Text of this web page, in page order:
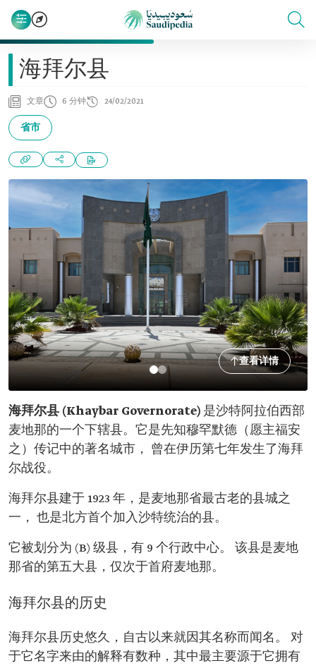
海拜尔县
文章 6 分钟 24/02/2021
省市
查看详情
海拜尔县 (Khaybar Governorate) 是沙特阿拉伯西部
麦地那的一个下辖县。它是先知穆罕默德（愿主福安
之）传记中的著名城市， 曾在伊历第七年发生了海拜
尔战役。
海拜尔县建于 1923 年，是麦地那省最古老的县城之
一， 也是北方首个加入沙特统治的县。
它被划分为 (B) 级县，有 9 个行政中心。 该县是麦地
那省的第五大县，仅次于首府麦地那。
海拜尔县的历史
海拜尔县历史悠久，自古以来就因其名称而闻名。 对
于它名字来由的解释有数种，其中最主要源于它拥有